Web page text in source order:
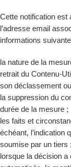
Cette notification est
l’adresse email
informations
la nature de la
retrait du Contenu-
son déclassement
la suppression du
durée de la mesure ;
les faits et
échéant, l’indication
soumise par un tiers ;
lorsque la décision